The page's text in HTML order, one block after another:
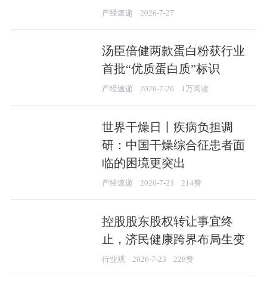
产经速递 2026-7-27
汤臣倍健两款蛋白粉获行业
首批“优质蛋白质”标识
产经速递 2026-7-26 1万阅读
世界干燥日丨疾病负担调
研：中国干燥综合征患者面
临的困境更突出
产经速递 2026-7-23 214赞
控股股东股权转让事宜终
止，济民健康跨界布局生变
行业观 2026-7-23 228赞